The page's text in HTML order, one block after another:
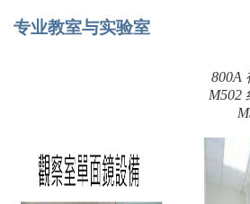
专业教室与实验室
800A
M502